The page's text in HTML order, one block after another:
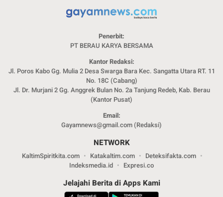
Penerbit:
PT BERAU KARYA BERSAMA
Kantor Redaksi:
Jl. Poros Kabo Gg. Mulia 2 Desa Swarga Bara Kec. Sangatta Utara RT. 11
No. 18C (Cabang)
Jl. Dr. Murjani 2 Gg. Anggrek Bulan No. 2a Tanjung Redeb, Kab. Berau
(Kantor Pusat)
Email:
Gayamnews@gmail.com (Redaksi)
NETWORK
KaltimSpiritkita.com Katakaltim.com
Deteksifakta.com
Indeksmedia.id
Expresi.co
Jelajahi Berita di Apps Kami